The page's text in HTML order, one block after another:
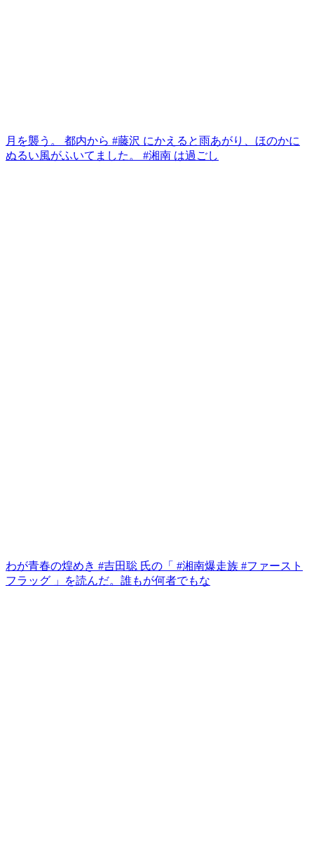
月を襲う。 都内から #藤沢 にかえると雨あがり、ほのかに
ぬるい風がふいてました。 #湘南 は過ごし
わが青春の煌めき #吉田聡 氏の「 #湘南爆走族 #ファースト
フラッグ 」を読んだ。誰もが何者でもな